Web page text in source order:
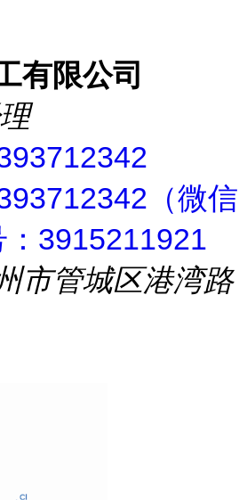
有限公司
（微信
：3915211921
市管城区港湾路